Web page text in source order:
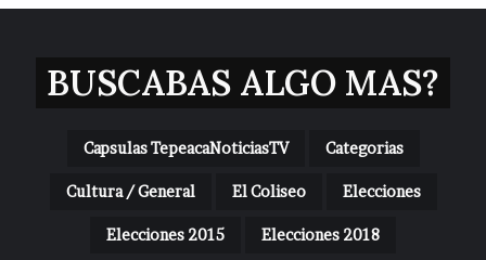
BUSCABAS ALGO MAS?
Capsulas TepeacaNoticiasTV Categorias
Cultura / General El Coliseo Elecciones
Elecciones 2015 Elecciones 2018